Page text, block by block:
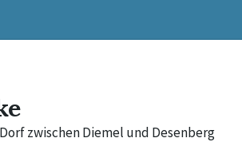
zwischen Diemel und Desenberg